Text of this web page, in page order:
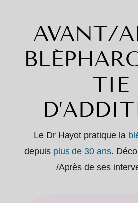
AVANT/
TIE
Le Dr Hayot pratique la
depuis plus de 30 ans.
/Après de ses